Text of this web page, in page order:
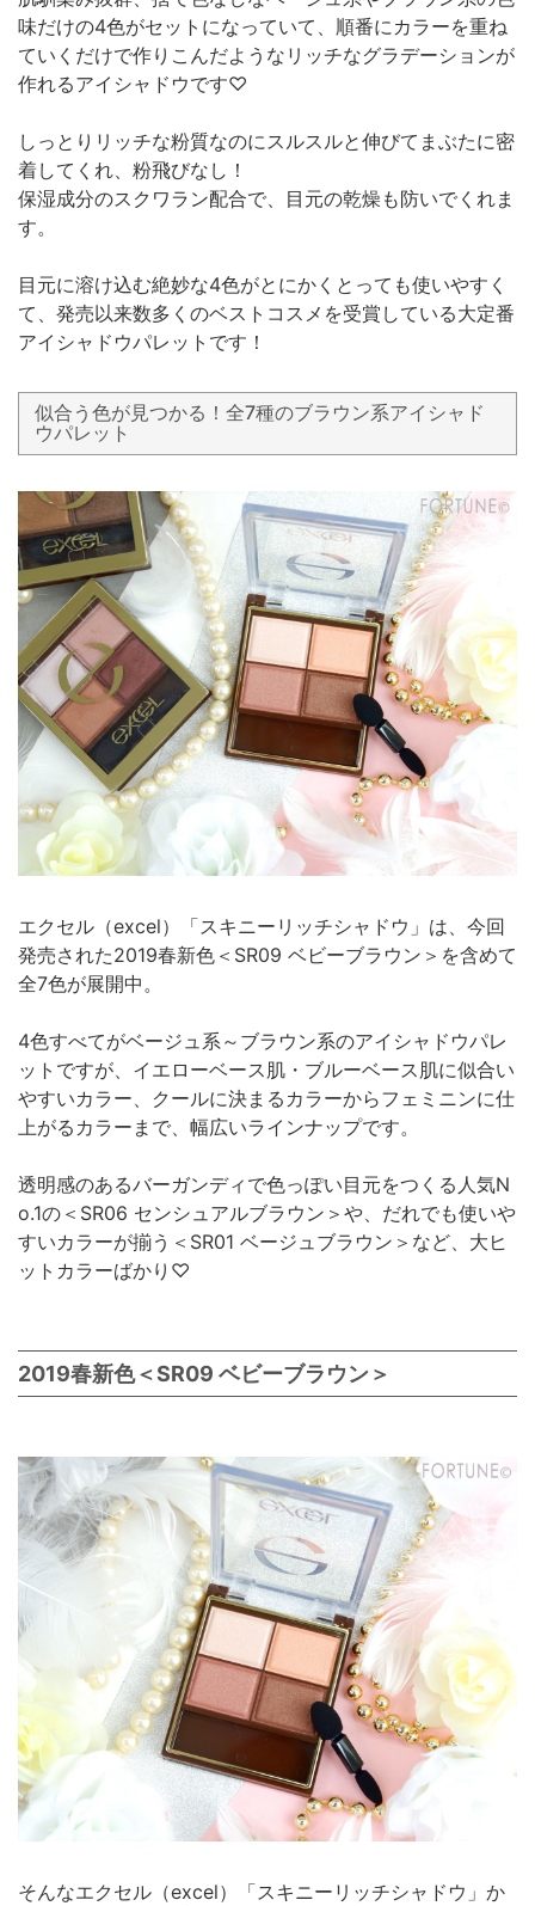
味だけの4色がセットになっていて、順番にカラーを重ね
ていくだけで作りこんだようなリッチなグラデーションが
作れるアイシャドウです♡
しっとりリッチな粉質なのにスルスルと伸びてまぶたに密
着してくれ、粉飛びなし！
保湿成分のスクワラン配合で、目元の乾燥も防いでくれま
す。
目元に溶け込む絶妙な4色がとにかくとっても使いやすく
て、発売以来数多くのベストコスメを受賞している大定番
アイシャドウパレットです！
似合う色が見つかる！全7種のブラウン系アイシャド
ウパレット
エクセル（excel）「スキニーリッチシャドウ」は、今回
発売された2019春新色＜SR09 ベビーブラウン＞を含めて
全7色が展開中。
4色すべてがベージュ系～ブラウン系のアイシャドウパレ
ットですが、イエローベース肌・ブルーベース肌に似合い
やすいカラー、クールに決まるカラーからフェミニンに仕
上がるカラーまで、幅広いラインナップです。
透明感のあるバーガンディで色っぽい目元をつくる人気N
o.1の＜SR06 センシュアルブラウン＞や、だれでも使いや
すいカラーが揃う＜SR01 ベージュブラウン＞など、大ヒ
ットカラーばかり♡
2019春新色＜SR09 ベビーブラウン＞
そんなエクセル（excel）「スキニーリッチシャドウ」か